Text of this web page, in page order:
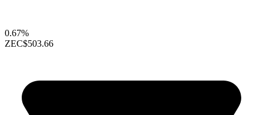
0.67%
ZEC$503.66